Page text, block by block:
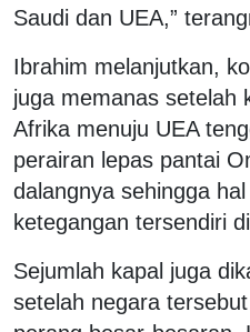
Saudi dan UEA,”
Ibrahim melanjutkan,
juga memanas setelah
Afrika menuju UEA
perairan lepas pantai
dalangnya sehingga
ketegangan tersendiri
Sejumlah kapal juga
setelah negara